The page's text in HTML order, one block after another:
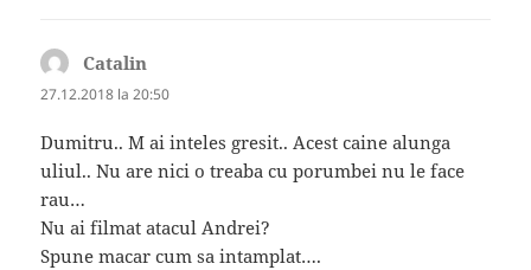
Catalin
27.12.2018 la 20:50
Dumitru.. M ai inteles gresit.. Acest caine alunga
uliul.. Nu are nici o treaba cu porumbei nu le face
rau…
Nu ai filmat atacul Andrei?
Spune macar cum sa intamplat….